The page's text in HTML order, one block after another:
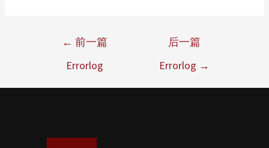
← 前一篇
Errorlog
后一篇
Errorlog →